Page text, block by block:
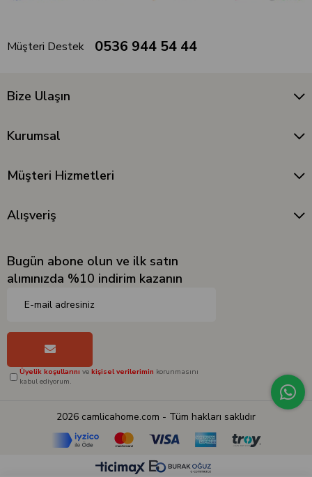
Müşteri Destek 0536 944 54 44
Bize Ulaşın
Kurumsal
Müşteri Hizmetleri
Alışveriş
Bugün abone olun ve ilk satın
alımınızda %10 indirim kazanın
Üyelik koşullarını ve kişisel verilerimin korunmasını
kabul ediyorum.
2026 camlicahome.com - Tüm hakları saklıdır